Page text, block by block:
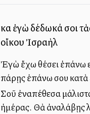
καὶ ἐγὼ δέδωκά σοι
οἴκου Ἰσραὴλ
Ἐγὼ ἔχω θέσει ἐπάνω
πάρῃς ἐπάνω σου κατὰ
Σοῦ ἐναπέθεσα
ἡμέρας. Θὰ ἀναλάβῃς